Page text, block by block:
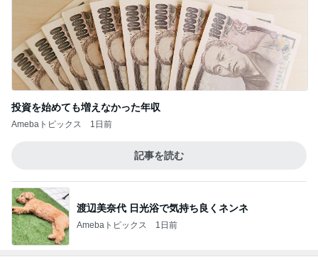
投資を始めても増えなかった年収
Amebaトピックス 1日前
記事を読む
Amebaトピックス 1日前
ジャンル人気記事ランキング
東海の暮らし
CT検査の日。主人が選んだまさかのTシャツ